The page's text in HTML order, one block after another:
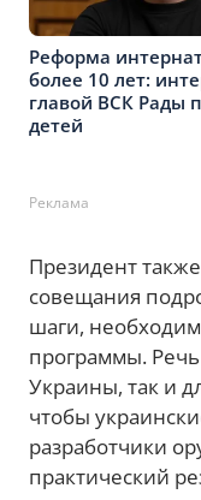
Реформа
более 10 лет:
главой ВСК Рады
детей
Реклама
Президент
совещания
шаги,
программы.
Украины, так и
чтобы
разработчики
практический